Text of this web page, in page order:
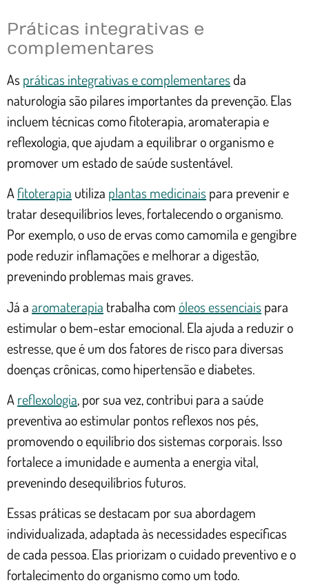
Práticas integrativas e
complementares
As práticas integrativas e complementaresda
naturologia são pilares importantes da prevenção. Elas
incluem técnicas como fitoterapia, aromaterapia e
reflexologia, que ajudam a equilibrar o organismo e
promover um estado de saúde sustentável.
Afitoterapia utiliza plantas medicinais para prevenir e
tratar desequilíbrios leves, fortalecendo o organismo.
Por exemplo, o uso de ervas como camomila e gengibre
pode reduzir inflamações e melhorar a digestão,
prevenindo problemas mais graves.
Já aaromaterapia trabalha comóleos essenciais para
estimular o bem-estar emocional. Ela ajuda a reduzir o
estresse, que é um dos fatores de risco para diversas
doenças crônicas, como hipertensão e diabetes.
Areflexologia, por sua vez, contribui para a saúde
preventiva ao estimular pontos reflexos nos pés,
promovendo o equilíbrio dos sistemas corporais. Isso
fortalece a imunidade e aumenta a energia vital,
prevenindo desequilíbrios futuros.
Essas práticas se destacam por sua abordagem
individualizada, adaptada às necessidades específicas
de cada pessoa. Elas priorizam o cuidado preventivo e o
fortalecimento do organismo como um todo.